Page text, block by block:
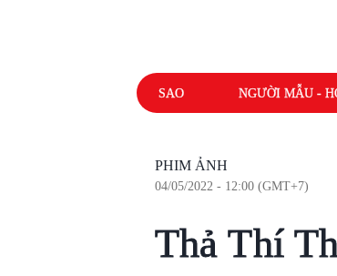
SAO NGƯỜI MẪU -
PHIM ẢNH
04/05/2022 - 12:00 (GMT+7)
Thả Thí